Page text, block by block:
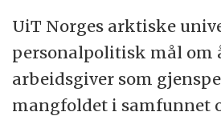
UiT Norges arktiske
personalpolitisk mål om
arbeidsgiver som
mangfoldet i samfunnet